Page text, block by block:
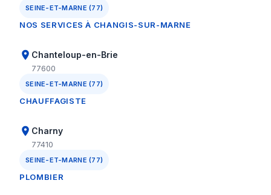
SEINE-ET-MARNE (77)
NOS SERVICES À CHANGIS-SUR-MARNE
Chanteloup-en-Brie
77600
SEINE-ET-MARNE (77)
CHAUFFAGISTE
Charny
77410
SEINE-ET-MARNE (77)
PLOMBIER